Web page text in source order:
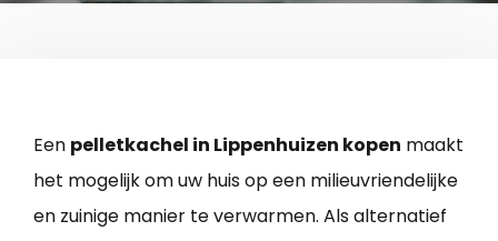
Een pelletkachel in Lippenhuizen kopen maakt
het mogelijk om uw huis op een milieuvriendelijke
en zuinige manier te verwarmen. Als alternatief